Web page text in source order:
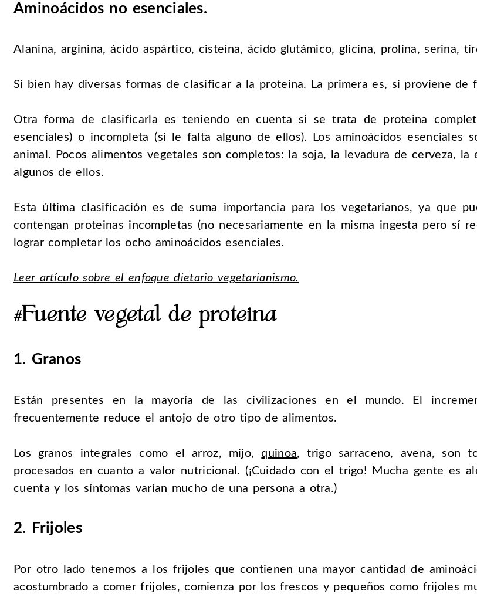
Aminoácidos no esenciales.
Alanina, arginina, ácido aspártico, cisteína, ácido glutámico, glicina, prolina, serina,
Si bien hay diversas formas de clasificar a la proteina. La primera es, si proviene de
Otra forma de clasificarla es teniendo en cuenta si se trata de proteina
esenciales) o incompleta (si le falta alguno de ellos). Los aminoácidos esenciales
animal. Pocos alimentos vegetales son completos: la soja, la levadura de cerveza, la
algunos de ellos.
Esta última clasificación es de suma importancia para los vegetarianos, ya que
contengan proteinas incompletas (no necesariamente en la misma ingesta pero sí
lograr completar los ocho aminoácidos esenciales.
Leer artículo sobre el enfoque dietario vegetarianismo.
#Fuente vegetal de proteina
1. Granos
Están presentes en la mayoría de las civilizaciones en el mundo. El
frecuentemente reduce el antojo de otro tipo de alimentos.
Los granos integrales como el arroz, mijo,quinoa, trigo sarraceno, avena, son
procesados en cuanto a valor nutricional. (¡Cuidado con el trigo! Mucha gente es
cuenta y los síntomas varían mucho de una persona a otra.)
2. Frijoles
Por otro lado tenemos a los frijoles que contienen una mayor cantidad de
acostumbrado a comer frijoles, comienza por los frescos y pequeños como frijoles